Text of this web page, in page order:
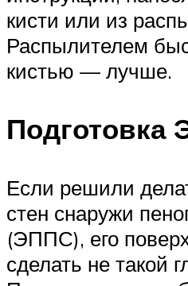
кисти или из
Распылителем
кистью — лучше.
Подготовка
Если решили
стен снаружи
(ЭППС), его
сделать не такой